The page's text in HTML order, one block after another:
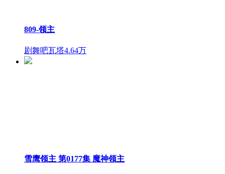
809-领主
剧舞吧瓦塔4.64万
雪鹰领主 第0177集 魔神领主